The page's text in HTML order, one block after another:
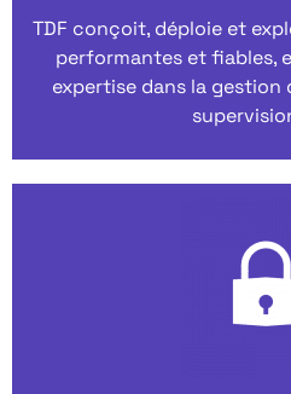
TDF conçoit, déploie et
performantes et fiables,
expertise dans la